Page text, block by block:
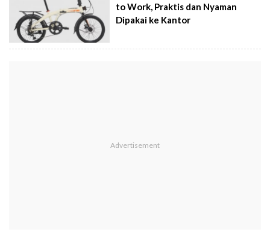
to Work, Praktis dan Nyaman
Dipakai ke Kantor